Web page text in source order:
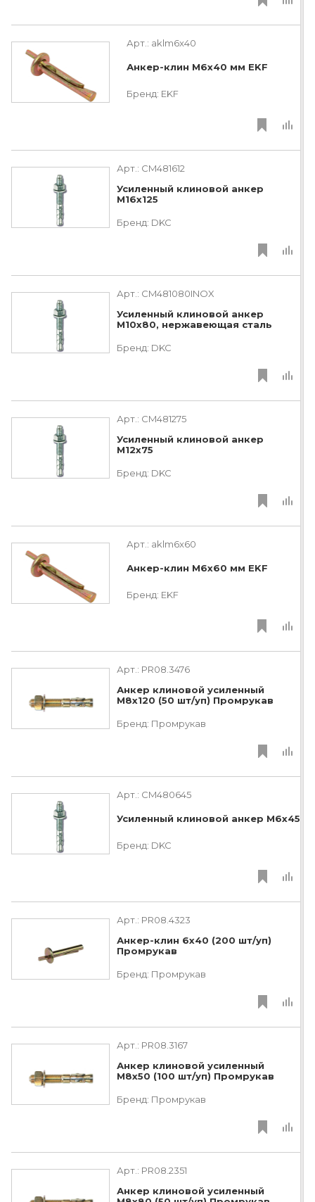
Арт.: aklm6x40
Анкер-клин М6х40 мм EKF
Бренд: EKF
Арт.: CM481612
Усиленный клиновой анкер
М16х125
Бренд: DKC
Арт.: CM481080INOX
Усиленный клиновой анкер
М10х80, нержавеющая сталь
Бренд: DKC
Арт.: CM481275
Усиленный клиновой анкер
М12х75
Бренд: DKC
Арт.: aklm6x60
Анкер-клин М6х60 мм EKF
Бренд: EKF
Арт.: PR08.3476
Анкер клиновой усиленный
М8х120 (50 шт/уп) Промрукав
Бренд: Промрукав
Арт.: CM480645
Усиленный клиновой анкер М6х45
Бренд: DKC
Арт.: PR08.4323
Анкер-клин 6x40 (200 шт/уп)
Промрукав
Бренд: Промрукав
Арт.: PR08.3167
Анкер клиновой усиленный
М8х50 (100 шт/уп) Промрукав
Бренд: Промрукав
Арт.: PR08.2351
Анкер клиновой усиленный